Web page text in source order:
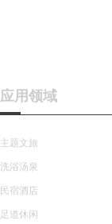
应用领域
主题文旅
洗浴汤泉
民宿酒店
足道休闲